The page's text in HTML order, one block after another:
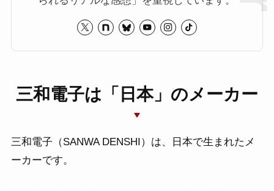
三和電子は「日本」のメーカー
三和電子（SANWA DENSHI）は、日本で生まれたメ
ーカーです。